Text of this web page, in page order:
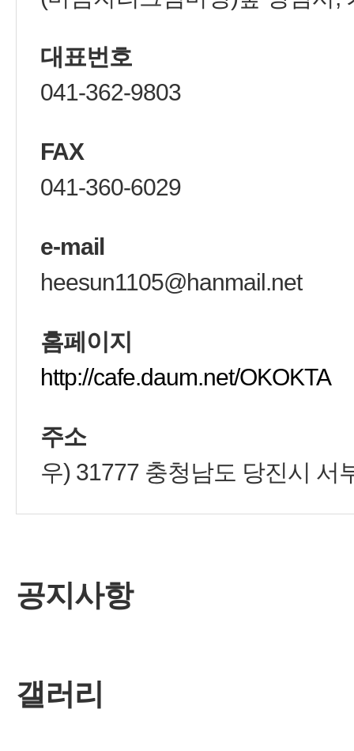
대표번호
041-362-9803
FAX
041-360-6029
e-mail
heesun1105@hanmail.net
홈페이지
http://cafe.daum.net/OKOKTA
주소
우) 31777 충청남도 당진시 서
공지사항
갤러리